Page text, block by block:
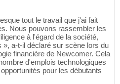
tout le travail que j'ai fait
Nous pouvons rassembler les
à l'égard de la société,
a-t-il déclaré sur scène lors du
financière de Newcomer. Cela
d'emplois technologiques
pour les débutants